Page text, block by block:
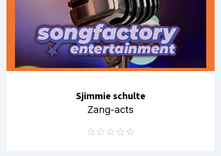
Sjimmie schulte
Zang-acts